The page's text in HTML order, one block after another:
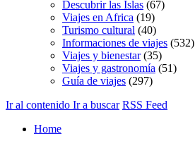
Descubrir las Islas (67)
Viajes en Africa (19)
Turismo cultural (40)
Informaciones de viajes (532)
Viajes y bienestar(35)
Viajes y gastronomía (51)
Guía de viajes (297)
Ir al contenido Ir a buscar RSS Feed
Home